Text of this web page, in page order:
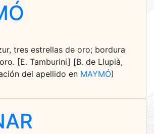
tres estrellas de oro; bordura
[E. Tamburini] [B. de Llupià,
del apellido en MAYMÓ)